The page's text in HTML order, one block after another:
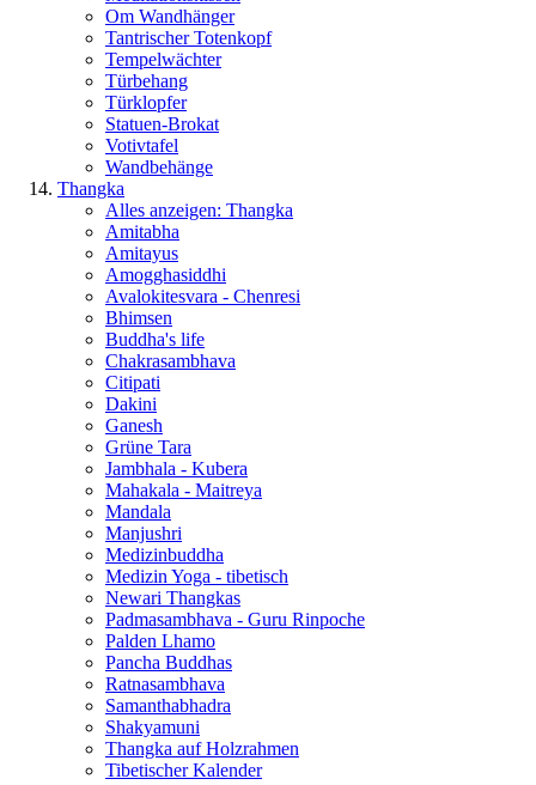
Om Wandhänger
Tantrischer Totenkopf
Tempelwächter
Türbehang
Türklopfer
Statuen-Brokat
Votivtafel
Wandbehänge
Thangka
Alles anzeigen: Thangka
Amitabha
Amitayus
Amogghasiddhi
Avalokitesvara - Chenresi
Bhimsen
Buddha's life
Chakrasambhava
Citipati
Dakini
Ganesh
Grüne Tara
Jambhala - Kubera
Mahakala - Maitreya
Mandala
Manjushri
Medizinbuddha
Medizin Yoga - tibetisch
Newari Thangkas
Padmasambhava - Guru Rinpoche
Palden Lhamo
Pancha Buddhas
Ratnasambhava
Samanthabhadra
Shakyamuni
Thangka auf Holzrahmen
Tibetischer Kalender